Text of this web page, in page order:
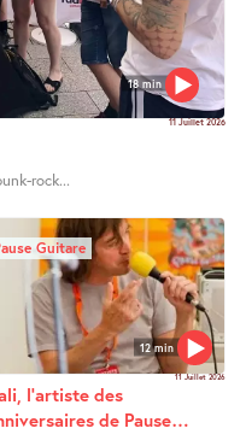
18 min
11 Juillet 2026
rock...
12 min
Guitare
11 Juillet 2026
l’artiste des
de Pause